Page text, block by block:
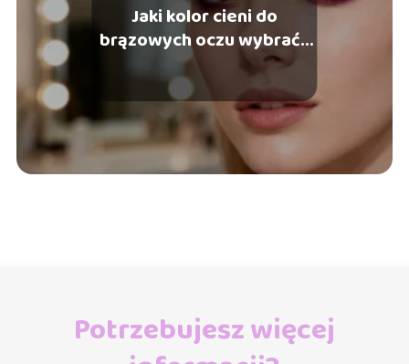
Jaki kolor cieni do
brązowych oczu wybrać?
Najlepsze propozycje
Potrzebujesz więcej